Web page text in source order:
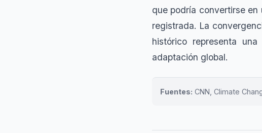
que podría convertirse
registrada. La
histórico representa
adaptación global.
Fuentes: CNN, Climate